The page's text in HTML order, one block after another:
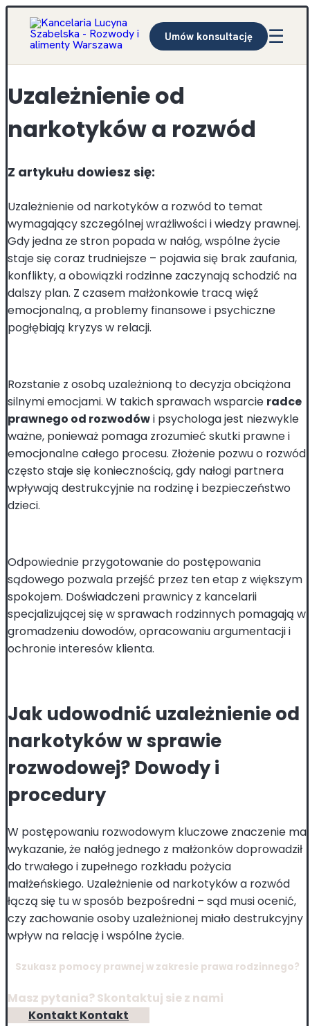
Umów konsultację ☰
Uzależnienie od
narkotyków a rozwód
Z artykułu dowiesz się:
Uzależnienie od narkotyków a rozwód to temat
wymagający szczególnej wrażliwości i wiedzy prawnej.
Gdy jedna ze stron popada w nałóg, wspólne życie
staje się coraz trudniejsze – pojawia się brak zaufania,
konflikty, a obowiązki rodzinne zaczynają schodzić na
dalszy plan. Z czasem małżonkowie tracą więź
emocjonalną, a problemy finansowe i psychiczne
pogłębiają kryzys w relacji.
Rozstanie z osobą uzależnioną to decyzja obciążona
silnymi emocjami. W takich sprawach wsparcie radce
prawnego od rozwodówi psychologa jest niezwykle
ważne, ponieważ pomaga zrozumieć skutki prawne i
emocjonalne całego procesu. Złożenie pozwu o rozwód
często staje się koniecznością, gdy nałogi partnera
wpływają destrukcyjnie na rodzinę i bezpieczeństwo
dzieci.
Odpowiednie przygotowanie do postępowania
sądowego pozwala przejść przez ten etap z większym
spokojem. Doświadczeni prawnicy z kancelarii
specjalizującej się w sprawach rodzinnych pomagają w
gromadzeniu dowodów, opracowaniu argumentacji i
ochronie interesów klienta.
Jak udowodnić uzależnienie od
narkotyków w sprawie
rozwodowej? Dowody i
procedury
W postępowaniu rozwodowym kluczowe znaczenie ma
wykazanie, że nałóg jednego z małżonków doprowadził
do trwałego i zupełnego rozkładu pożycia
małżeńskiego. Uzależnienie od narkotyków a rozwód
łączą się tu w sposób bezpośredni – sąd musi ocenić,
czy zachowanie osoby uzależnionej miało destrukcyjny
wpływ na relację i wspólne życie.
Szukasz pomocy prawnej w zakresie prawa rodzinnego?
Masz pytania? Skontaktuj sie z nami
Kontakt Kontakt